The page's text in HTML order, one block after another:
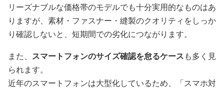
リーズナブルな価格帯のモデルでも十分実用的なものはあ
りますが、素材・ファスナー・縫製のクオリティをしっか
り確認しないと、短期間での劣化につながります。
また、 スマートフォンのサイズ確認を怠るケースも多く見
られます。
近年のスマートフォンは大型化しているため、「スマホ対